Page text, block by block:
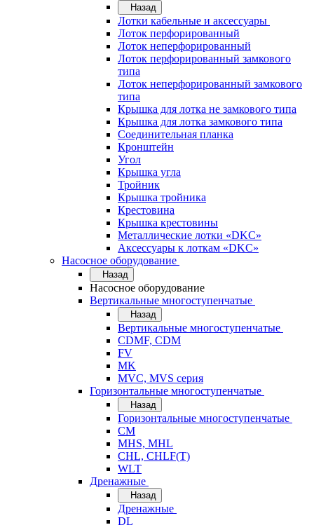
Назад
Лотки кабельные и аксессуары
Лоток перфорированный
Лоток неперфорированный
Лоток перфорированный замкового
типа
Лоток неперфорированный замкового
типа
Крышка для лотка не замкового типа
Крышка для лотка замкового типа
Соединительная планка
Кронштейн
Угол
Крышка угла
Тройник
Крышка тройника
Крестовина
Крышка крестовины
Металлические лотки «DKC»
Аксессуары к лоткам «DKC»
Насосное оборудование
Назад
Насосное оборудование
Вертикальные многоступенчатые
Назад
Вертикальные многоступенчатые
CDMF, CDM
FV
MK
MVC, MVS серия
Горизонтальные многоступенчатые
Назад
Горизонтальные многоступенчатые
CM
MHS, MHL
CHL, CHLF(T)
WLT
Дренажные
Назад
Дренажные
DL